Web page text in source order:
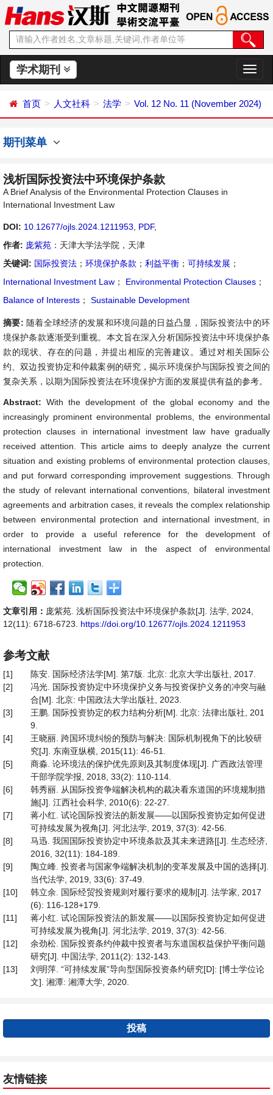
学术期刊
切
换
航
首页 人文社科 法学 Vol. 12 No. 11 (November 2024)
期刊菜单
浅析国际投资法中环境保护条款
A Brief Analysis of the Environmental Protection Clauses in
International Investment Law
DOI: 10.12677/ojls.2024.1211953 PDF,
作者: 庞紫苑 ：天津大学法学院，天津
关键词: 国际投资法 ； 环境保护条款 ； 利益平衡 ； 可持续发展 ；
International Investment Law ； Environmental Protection Clauses ；
Balance of Interests ； Sustainable Development
摘要: 随着全球经济的发展和环境问题的日益凸显，国际投资法中的环
境保护条款逐渐受到重视。本文旨在深入分析国际投资法中环境保护条
款的现状、存在的问题，并提出相应的完善建议。通过对相关国际公
约、双边投资协定和仲裁案例的研究，揭示环境保护与国际投资之间的
复杂关系，以期为国际投资法在环境保护方面的发展提供有益的参考。
Abstract:With the development of the global economy and the
increasingly prominent environmental problems, the environmental
protection clauses in international investment law have gradually
received attention. This article aims to deeply analyze the current
situation and existing problems of environmental protection clauses,
and put forward corresponding improvement suggestions. Through
the study of relevant international conventions, bilateral investment
agreements and arbitration cases, it reveals the complex relationship
between environmental protection and international investment, in
order to provide a useful reference for the development of
international investment law in the aspect of environmental
protection.
文章引用： 庞紫苑. 浅析国际投资法中环境保护条款[J]. 法学, 2024,
12(11): 6718-6723. https://doi.org/10.12677/ojls.2024.1211953
参考文献
[1]
陈安. 国际经济法学[M]. 第7版. 北京: 北京大学出版社, 2017.
[2]
冯光. 国际投资协定中环境保护义务与投资保护义务的冲突与融
合[M]. 北京: 中国政法大学出版社, 2023.
[3]
王鹏. 国际投资协定的权力结构分析[M]. 北京: 法律出版社, 201
9.
[4]
王晓丽. 跨国环境纠纷的预防与解决: 国际机制视角下的比较研
究[J]. 东南亚纵横, 2015(11): 46-51.
[5]
商淼. 论环境法的保护优先原则及其制度体现[J]. 广西政法管理
干部学院学报, 2018, 33(2): 110-114.
[6]
韩秀丽. 从国际投资争端解决机构的裁决看东道国的环境规制措
施[J]. 江西社会科学, 2010(6): 22-27.
[7]
蒋小红. 试论国际投资法的新发展——以国际投资协定如何促进
可持续发展为视角[J]. 河北法学, 2019, 37(3): 42-56.
[8]
马迅. 我国国际投资协定中环境条款及其未来进路[[J]. 生态经济,
2016, 32(11): 184-189.
[9]
陶立峰. 投资者与国家争端解决机制的变革发展及中国的选择[J].
当代法学, 2019, 33(6): 37-49.
[10]
韩立余. 国际经贸投资规则对履行要求的规制[J]. 法学家, 2017
(6): 116-128+179.
[11]
蒋小红. 试论国际投资法的新发展——以国际投资协定如何促进
可持续发展为视角[J]. 河北法学, 2019, 37(3): 42-56.
[12]
余劲松. 国际投资条约仲裁中投资者与东道国权益保护平衡问题
研究[J]. 中国法学, 2011(2): 132-143.
[13]
刘明萍. “可持续发展”导向型国际投资条约研究[D]: [博士学位论
文]. 湘潭: 湘潭大学, 2020.
投稿
友情链接